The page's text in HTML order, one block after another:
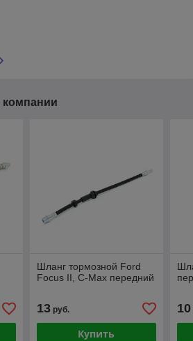
Шланг тормозной Ford
Focus II, C-Max передний
13руб.
Купить
10